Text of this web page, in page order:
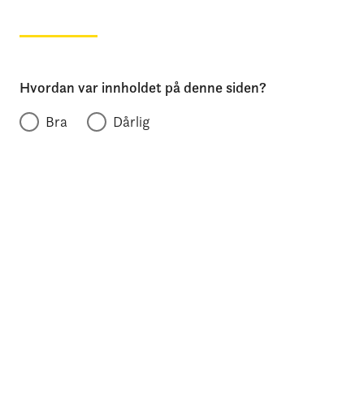
Hvordan var innholdet på denne siden?
Bra
Dårlig